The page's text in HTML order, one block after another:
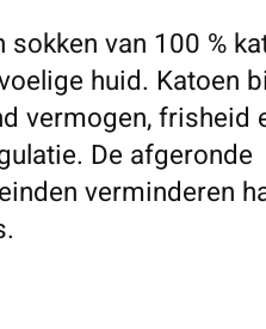
sokken van 100 %
huid. Katoen
vermogen, frisheid
De afgeronde
verminderen